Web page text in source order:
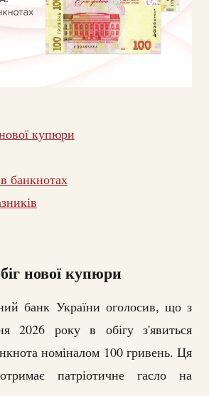
купюри
банкнотах
нової купюри
банк України оголосив, що з
2026 року в обігу з'явиться
номіналом 100 гривень. Ця
патріотичне гасло на